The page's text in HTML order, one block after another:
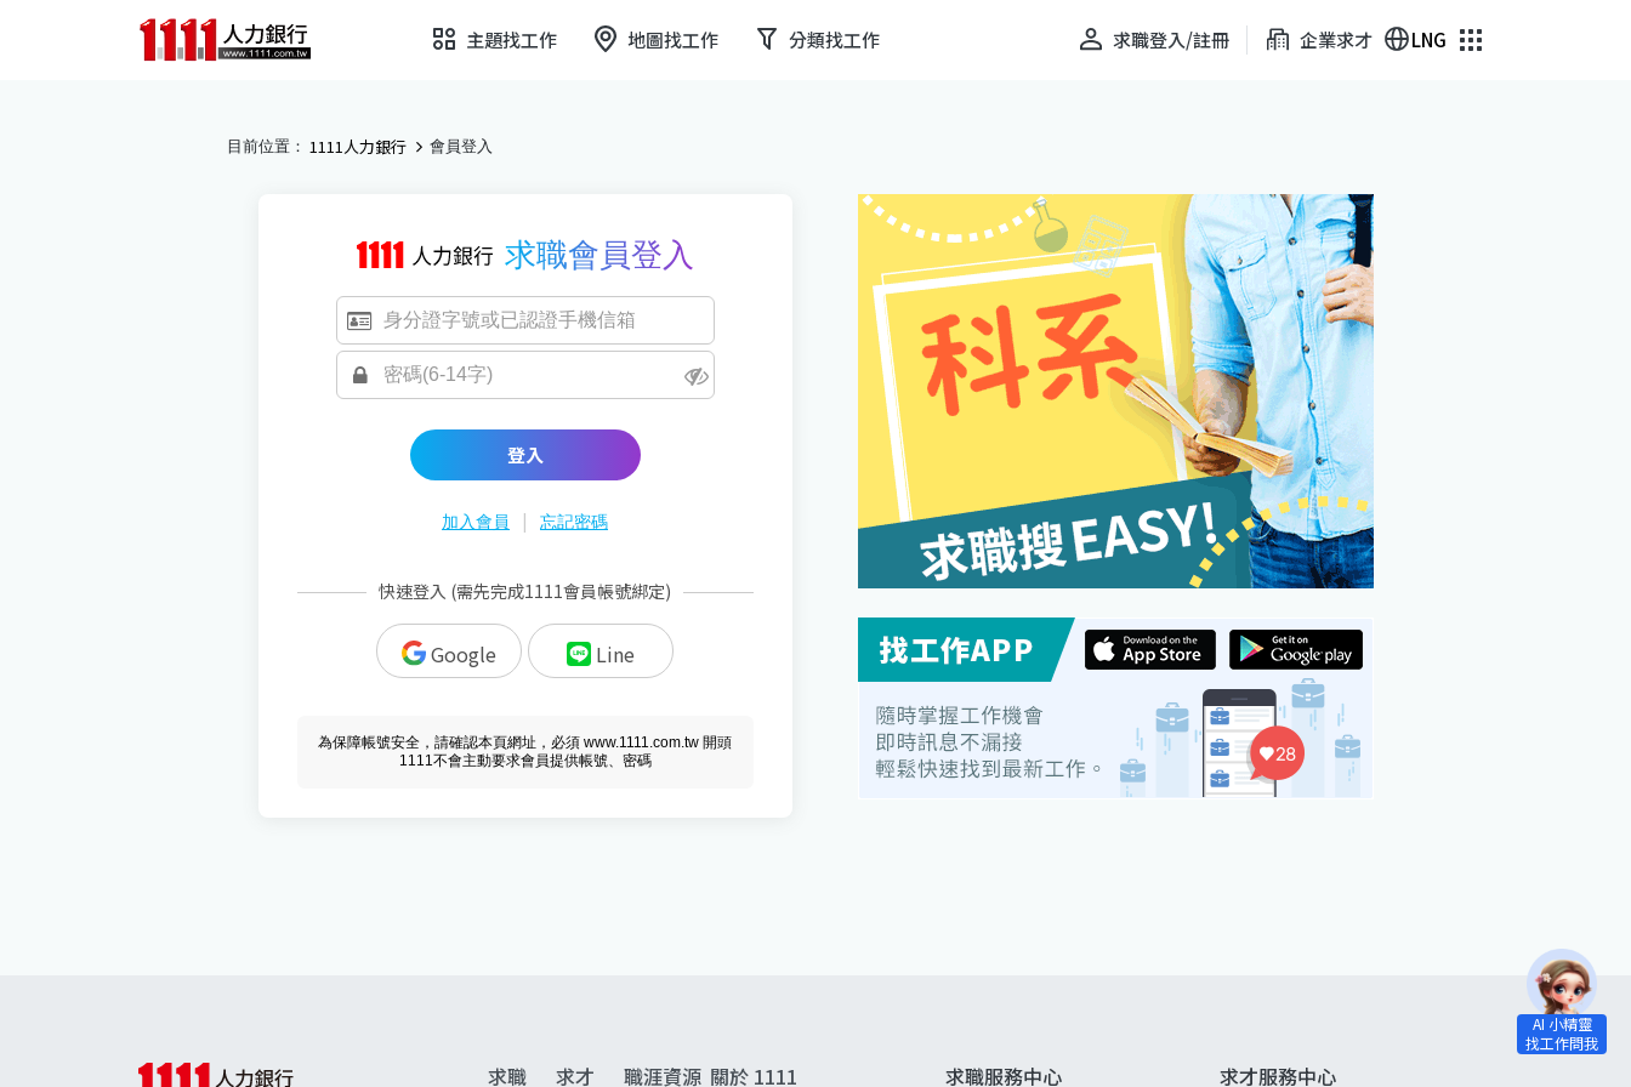
主題找工作 地圖找工作 分類找工作 求職登入/註冊 企業求才 LNG
目前位置： 1111人力銀行 會員登入
求職會員登入
登入
加入會員 | 忘記密碼
快速登入 (需先完成1111會員帳號綁定)
Google Line
為保障帳號安全，請確認本頁網址，必須 www.1111.com.tw 開頭
1111不會主動要求會員提供帳號、密碼
求職 求才 職涯資源 關於 1111 求職服務中心 求才服務中心